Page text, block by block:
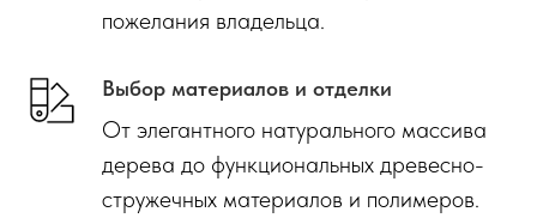
пожелания владельца.
Выбор материалов и отделки
От элегантного натурального массива
дерева до функциональных древесно-
стружечных материалов и полимеров.